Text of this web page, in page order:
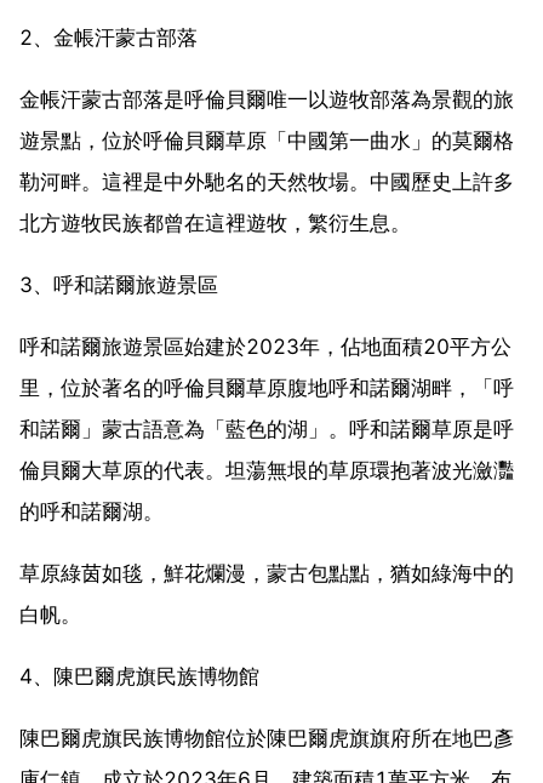
2、金帳汗蒙古部落
金帳汗蒙古部落是呼倫貝爾唯一以遊牧部落為景觀的旅
遊景點，位於呼倫貝爾草原「中國第一曲水」的莫爾格
勒河畔。這裡是中外馳名的天然牧場。中國歷史上許多
北方遊牧民族都曾在這裡遊牧，繁衍生息。
3、呼和諾爾旅遊景區
呼和諾爾旅遊景區始建於2023年，佔地面積20平方公
里，位於著名的呼倫貝爾草原腹地呼和諾爾湖畔，「呼
和諾爾」蒙古語意為「藍色的湖」。呼和諾爾草原是呼
倫貝爾大草原的代表。坦蕩無垠的草原環抱著波光瀲灩
的呼和諾爾湖。
草原綠茵如毯，鮮花爛漫，蒙古包點點，猶如綠海中的
白帆。
4、陳巴爾虎旗民族博物館
陳巴爾虎旗民族博物館位於陳巴爾虎旗旗府所在地巴彥